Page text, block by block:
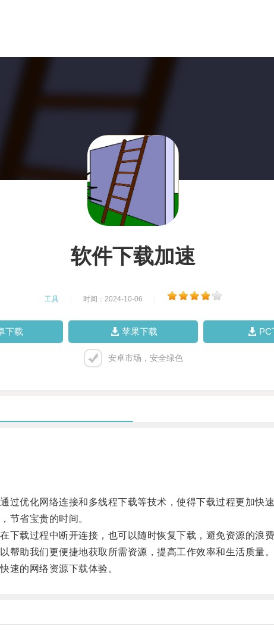
软件下载加速
工具 时间：2024-10-06
下载 苹果下载 PC
安卓市场，安全绿色
优化网络连接和多线程下载等技术，使得下载过程更加快速
省宝贵的时间。
载过程中断开连接，也可以随时恢复下载，避免资源的浪费
助我们更便捷地获取所需资源，提高工作效率和生活质量。
的网络资源下载体验。